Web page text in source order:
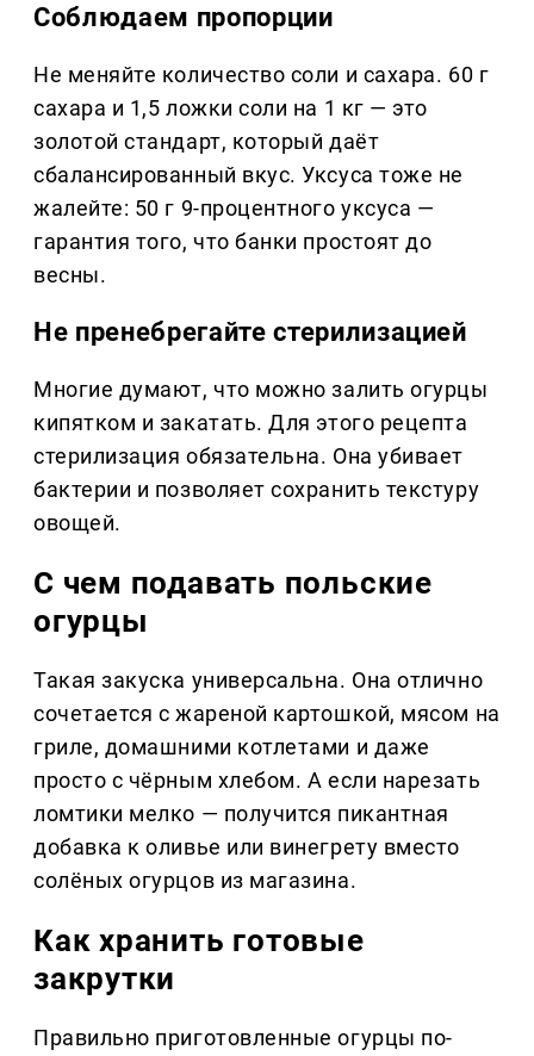
Соблюдаем пропорции
Не меняйте количество соли и сахара. 60 г
сахара и 1,5 ложки соли на 1 кг — это
золотой стандарт, который даёт
сбалансированный вкус. Уксуса тоже не
жалейте: 50 г 9-процентного уксуса —
гарантия того, что банки простоят до
весны.
Не пренебрегайте стерилизацией
Многие думают, что можно залить огурцы
кипятком и закатать. Для этого рецепта
стерилизация обязательна. Она убивает
бактерии и позволяет сохранить текстуру
овощей.
С чем подавать польские
огурцы
Такая закуска универсальна. Она отлично
сочетается с жареной картошкой, мясом на
гриле, домашними котлетами и даже
просто с чёрным хлебом. А если нарезать
ломтики мелко — получится пикантная
добавка к оливье или винегрету вместо
солёных огурцов из магазина.
Как хранить готовые
закрутки
Правильно приготовленные огурцы по-